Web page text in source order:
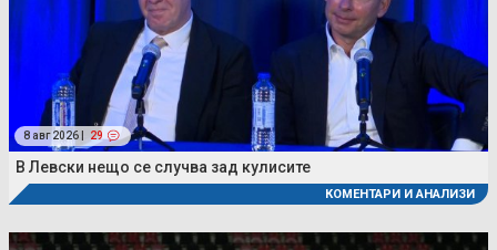
8 авг 2026 | 29
В Левски нещо се случва зад кулисите
КОМЕНТАРИ И АНАЛИЗИ